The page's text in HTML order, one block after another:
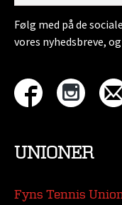
Følg med på de
vores nyhedsbreve,
UNIONER
Fyns Tennis